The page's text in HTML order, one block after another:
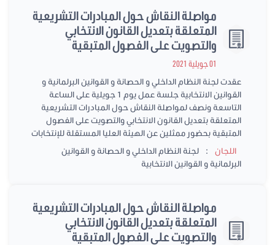
مواصلة النقاش حول المبادرات التشريعية
المتعلقة بتعديل القانون الانتخابي
والتصويت على الفصول المتبقية
عقدت لجنة النظام الداخلي و الحصانة و القوانين البرلمانية و
القوانين الانتخابية جلسة عمل يوم 1 جويلية على الساعة
التاسعة ونصف لمواصلة النقاش حول المبادرات التشريعية
المتعلقة بتعديل القانون الانتخابي والتصويت على الفصول
المتبقية بحضور ممثلين عن الهيئة العليا المستقلة للإنتخابات
اللجان :
لجنة النظام الداخلي و الحصانة و القوانين
البرلمانية و القوانين الانتخابية
مواصلة النقاش حول المبادرات التشريعية
المتعلقة بتعديل القانون الانتخابي
والتصويت على الفصول المتبقية